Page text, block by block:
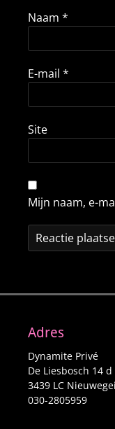
Naam *
E-mail *
Site
Mijn naam, e-
Adres
Dynamite Privé
De Liesbosch 14 d
3439 LC
030-2805959